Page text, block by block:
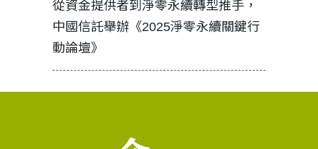
從資金提供者到淨零永續轉型推手，
中國信託舉辦《2025淨零永續關鍵行
動論壇》